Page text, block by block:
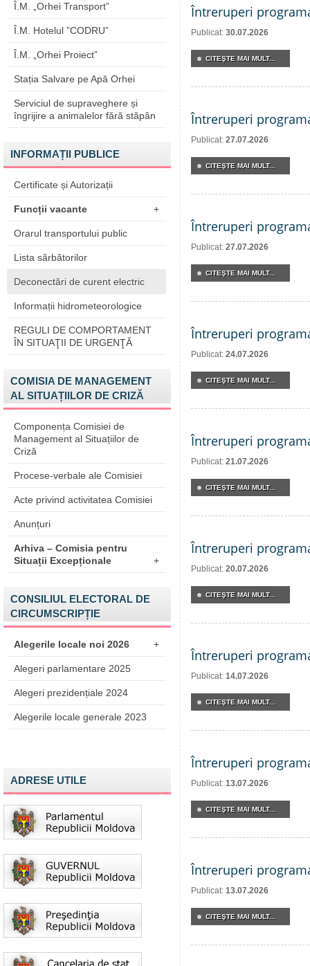
Î.M. „Orhei Transport”
Î.M. Hotelul ”CODRU”
Î.M. „Orhei Proiect”
Stația Salvare pe Apă Orhei
Serviciul de supraveghere și
îngrijire a animalelor fără stăpân
INFORMAȚII PUBLICE
Certificate și Autorizații
Funcții vacante +
Orarul transportului public
Lista sărbătorilor
Deconectări de curent electric
Informații hidrometeorologice
REGULI DE COMPORTAMENT
ÎN SITUAŢII DE URGENŢĂ
COMISIA DE MANAGEMENT
AL SITUAȚIILOR DE CRIZĂ
Componența Comisiei de
Management al Situațiilor de
Criză
Procese-verbale ale Comisiei
Acte privind activitatea Comisiei
Anunțuri
Arhiva – Comisia pentru
Situații Excepționale
+
CONSILIUL ELECTORAL DE
CIRCUMSCRIPȚIE
Alegerile locale noi 2026 +
Alegeri parlamentare 2025
Alegeri prezidențiale 2024
Alegerile locale generale 2023
ADRESE UTILE
Întreruperi
Publicat: 30.07.2026
CITEŞTE MAI MULT...
Întreruperi
Publicat: 27.07.2026
CITEŞTE MAI MULT...
Întreruperi
Publicat: 27.07.2026
CITEŞTE MAI MULT...
Întreruperi
Publicat: 24.07.2026
CITEŞTE MAI MULT...
Întreruperi
Publicat: 21.07.2026
CITEŞTE MAI MULT...
Întreruperi
Publicat: 20.07.2026
CITEŞTE MAI MULT...
Întreruperi
Publicat: 14.07.2026
CITEŞTE MAI MULT...
Întreruperi
Publicat: 13.07.2026
CITEŞTE MAI MULT...
Întreruperi
Publicat: 13.07.2026
CITEŞTE MAI MULT...